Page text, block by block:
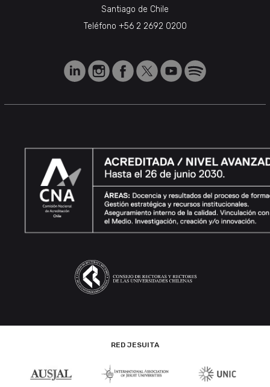
Santiago de Chile
Teléfono +56 2 2692 0200
RED JESUITA